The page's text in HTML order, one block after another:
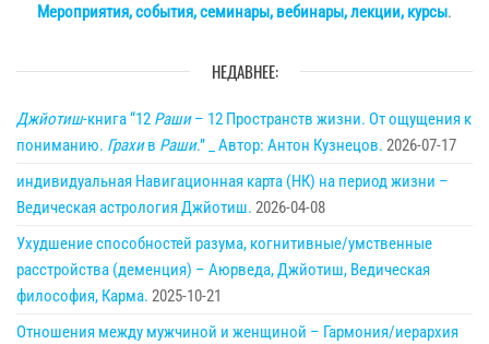
Мероприятия, события, семинары, вебинары, лекции, курсы.
НЕДАВНЕЕ:
Джйотиш-книга “12 Раши– 12 Пространств жизни. От ощущения к
пониманию. Грахив Раши.” _ Автор: Антон Кузнецов. 2026-07-17
индивидуальная Навигационная карта (НК) на период жизни –
Ведическая астрология Джйотиш. 2026-04-08
Ухудшение способностей разума, когнитивные/умственные
расстройства (деменция) – Аюрведа, Джйотиш, Ведическая
философия, Карма. 2025-10-21
Отношения между мужчиной и женщиной – Гармония/иерархия